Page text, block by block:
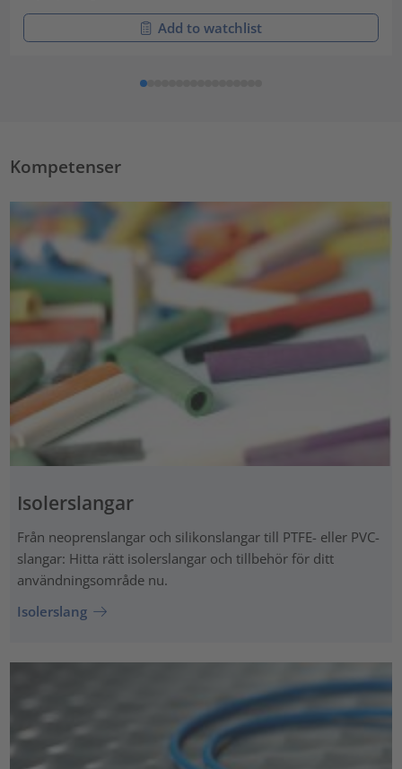
Add to watchlist
Kompetenser
Isolerslangar
Från neoprenslangar och silikonslangar till PTFE- eller PVC-
slangar: Hitta rätt isolerslangar och tillbehör för ditt
användningsområde nu.
Isolerslang